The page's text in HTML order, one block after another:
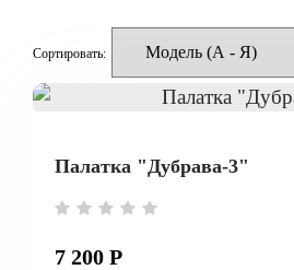
Сортировать:
Палатка "Дубрава-3"
7 200 Р